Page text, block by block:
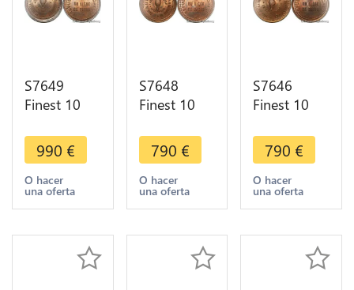
S7649
Finest 10
Balloon
Essai Siège
Paris Kepler
1870 PCGS
990 €
O hacer
una oferta
S7648
Finest 10
Balloon
Essai Siège
Paris Armée
Loire 1870
790 €
O hacer
una oferta
S7646
Finest 10
Balloon
Essai Siège
Paris
Lavoisier
MS65
790 €
O hacer
una oferta